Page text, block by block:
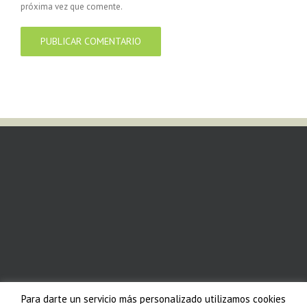
próxima vez que comente.
Para darte un servicio más personalizado utilizamos cookies